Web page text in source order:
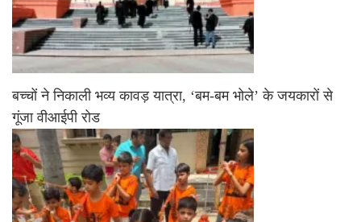
बच्चों ने निकाली भव्य कावड़ यात्रा, ‘बम-बम भोले’ के जयकारों से
गूंजा वीआईपी रोड